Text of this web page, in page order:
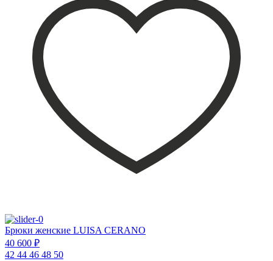
Брюки женские LUISA CERANO
40 600 ₽
42 44 46 48 50